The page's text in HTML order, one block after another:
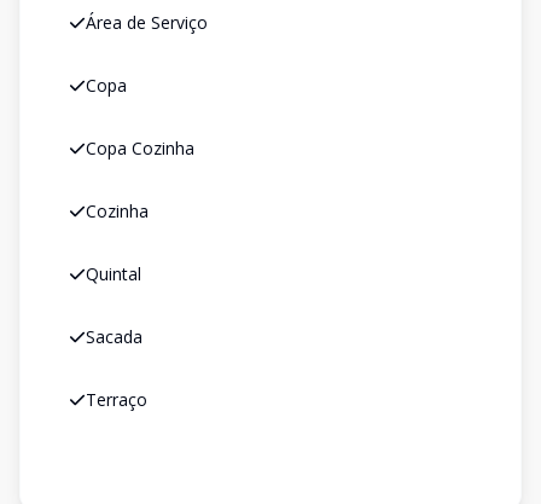
Área de Serviço
Copa
Copa Cozinha
Cozinha
Quintal
Sacada
Terraço